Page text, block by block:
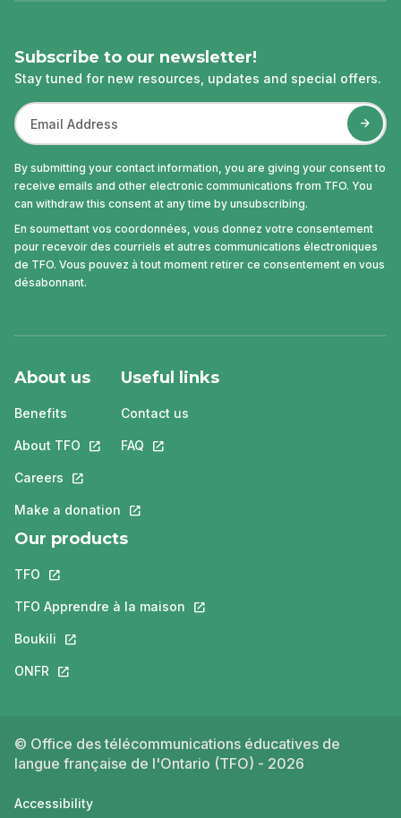
Subscribe to our newsletter!
Stay tuned for new resources, updates and special offers.
By submitting your contact information, you are giving your consent to
receive emails and other electronic communications from TFO. You
can withdraw this consent at any time by unsubscribing.
En soumettant vos coordonnées, vous donnez votre consentement
pour recevoir des courriels et autres communications électroniques
de TFO. Vous pouvez à tout moment retirer ce consentement en vous
désabonnant.
About us
Benefits
About TFO This link will open in a new tab.
Careers This link will open in a new tab.
Make a donation This link will open in a new tab.
Useful links
Contact us
FAQ This link will open in a new tab.
Our products
TFO This link will open in a new tab.
TFO Apprendre à la maison This link will open in a new tab.
Boukili This link will open in a new tab.
ONFR This link will open in a new tab.
© Office des télécommunications éducatives de
langue française de l'Ontario (TFO) - 2026
Accessibility